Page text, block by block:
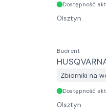
Dostępność
Olsztyn
Budrent
Zbiorniki na
Dostępność
Olsztyn